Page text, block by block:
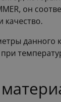
он
качество.
данного